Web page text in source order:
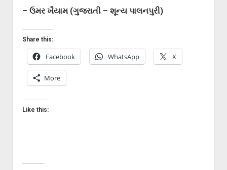
– ઉમર ખૈયામ (ગુજરાતી – શૂન્ય પાલનપુરી)
Share this:
Facebook WhatsApp X
More
Like this: